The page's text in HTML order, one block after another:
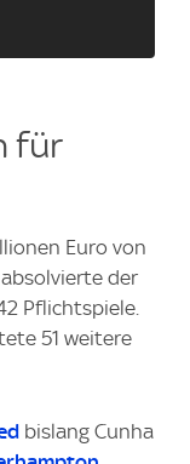
für
Euro von
der
Pflichtspiele.
51 weitere
bislang Cunha